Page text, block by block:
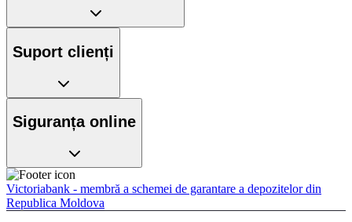
Suport clienți
Siguranța online
Victoriabank - membră a schemei de garantare a depozitelor din
Republica Moldova